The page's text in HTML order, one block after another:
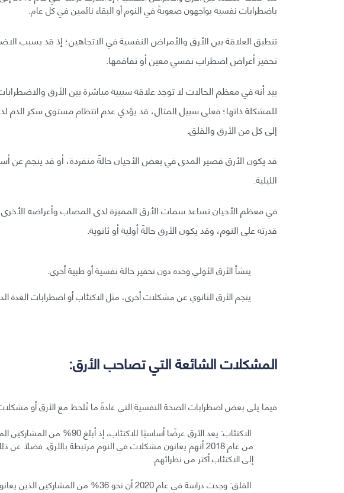
باضطرابات نفسية يواجهون صعوبةً في النوم أو البقاء نائمين في كل عام.
تنطبق العلاقة بين الأرق والأمراض النفسية في الاتجاهين؛ إذ قد يسبب
تحفيز أعراض اضطراب نفسي معين أو تفاقمها.
بيد أنه في معظم الحالات لا توجد علاقة سببية مباشرة بين الأرق
للمشكلة ذاتها؛ فعلى سبيل المثال، قد يؤدي عدم انتظام مستوى سكر
إلى كل من الأرق والقلق.
قد يكون الأرق قصير المدى في بعض الأحيان حالةً منفردة، أو قد ينجم عن
الليلية.
في معظم الأحيان تساعد سمات الأرق المميزة لدى المصاب وأعراضه الأخرى
قدرته على النوم، وقد يكون الأرق حالةً أولية أو ثانوية.
ينشأ الأرق الأولي وحده دون تحفيز حالة نفسية أو طبية أخرى.
ينجم الأرق الثانوي عن مشكلات أخرى، مثل الاكتئاب أو اضطرابات الغدة
المشكلات الشائعة التي تصاحب الأرق:
فيما يلي بعض اضطرابات الصحة النفسية التي عادةً ما تُلحظ مع الأرق أو
الاكتئاب: يعد الأرق عرضًا أساسيًا
من عام 2018 أنهم يعانون مشكلات في النوم مرتبطة بالأرق.
إلى الاكتئاب أكثر من نظرائهم.
القلق: وجدت دراسة في عام 2020 أن نحو 36% من المشاركين الذين يعانون الأرق كانوا مصابين أيضًا بالقلق.